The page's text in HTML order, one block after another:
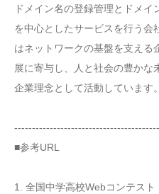
ドメイン名の登録管理とドメ
を中心としたサービスを行う
はネットワークの基盤を支える
展に寄与し、人と社会の豊かな
企業理念として活動しています。
■参考URL
1. 全国中学高校Webコンテスト